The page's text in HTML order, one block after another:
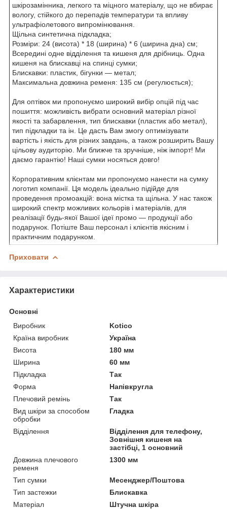
шкірозамінника, легкого та міцного матеріалу, що не вбирає
вологу, стійкого до перепадів температури та впливу
ультрафіолетового випромінювання.
Щільна синтетична підкладка;
Розміри: 24 (висота) * 18 (ширина) * 6 (ширина дна) см;
Всередині одне відділення та кишеня для дрібниць. Одна
кишеня на блискавці на спинці сумки;
Блискавки: пластик, бігунки — метал;
Максимальна довжина ременя: 135 см (регулюється);
Для оптівок ми пропонуємо широкий вибір опцій під час
пошиття: можливість вибрати основний матеріал різної
якості та забарвлення, тип блискавки (пластик або метал),
тип підкладки та ін. Це дасть Вам змогу оптимізувати
вартість і якість для різних завдань, а також розширить Вашу
цільову аудиторію. Ми ближче та зручніше, ніж імпорт! Ми
даємо гарантію! Наші сумки носяться довго!
Корпоративним клієнтам ми пропонуємо нанести на сумку
логотип компанії. Ця модель ідеально підійде для
проведення промоакцій: вона містка та щільна. У нас також
широкий спектр можливих кольорів і матеріалів, для
реалізації будь-якої Вашої ідеї промо — продукції або
подарунок. Потіште Ваш персонал і клієнтів якісним і
практичним подарунком.
Приховати
Характеристики
Основні
Виробник
Kotico
Країна виробник
Україна
Висота
180 мм
Ширина
60 мм
Підкладка
Так
Форма
Напівкругла
Плечовий ремінь
Так
Вид шкіри за способом
обробки
Гладка
Відділення
Відділення для телефону,
Зовнішня кишеня на
застібці, 1 основний
Довжина плечового
ременя
1300 мм
Тип сумки
Месенджер/Поштова
Тип застежки
Блискавка
Матеріал
Штучна шкіра